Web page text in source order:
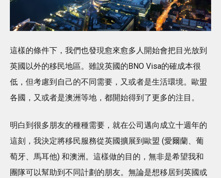
這樣的條件下，我們也發現愈來愈多人開始會把目光放到
英國以外的移民地區。雖說英國的BNO Visa的確成本很
低，但考慮到自己的不同需要，又或者是生活環境。歐盟
各國，又或者是澳洲等地，都開始得到了更多的注目。
明白到很多朋友的種種需要，就在公司邁向成立十週年的
這刻，我決定將移民服務從英國擴展到歐盟 (愛爾蘭、葡
萄牙、馬耳他) 和澳洲。這樣做的目的，無非是希望我和
團隊可以幫助到不同計劃的朋友。無論是想移居到英國或